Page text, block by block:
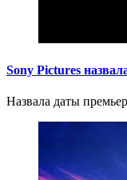
Sony Pictures
Назвала даты